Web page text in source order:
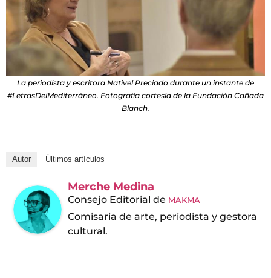
La periodista y escritora Nativel Preciado durante un instante de
#LetrasDelMediterráneo. Fotografía cortesía de la Fundación Cañada
Blanch.
Autor Últimos artículos
Merche Medina
Consejo Editorial de MAKMA
Comisaria de arte, periodista y gestora
cultural.